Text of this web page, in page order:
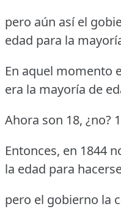
pero aún así el
edad para la
En aquel momento
era la mayoría de
Ahora son 18, ¿no?
Entonces, en 1844
la edad para
pero el gobierno la